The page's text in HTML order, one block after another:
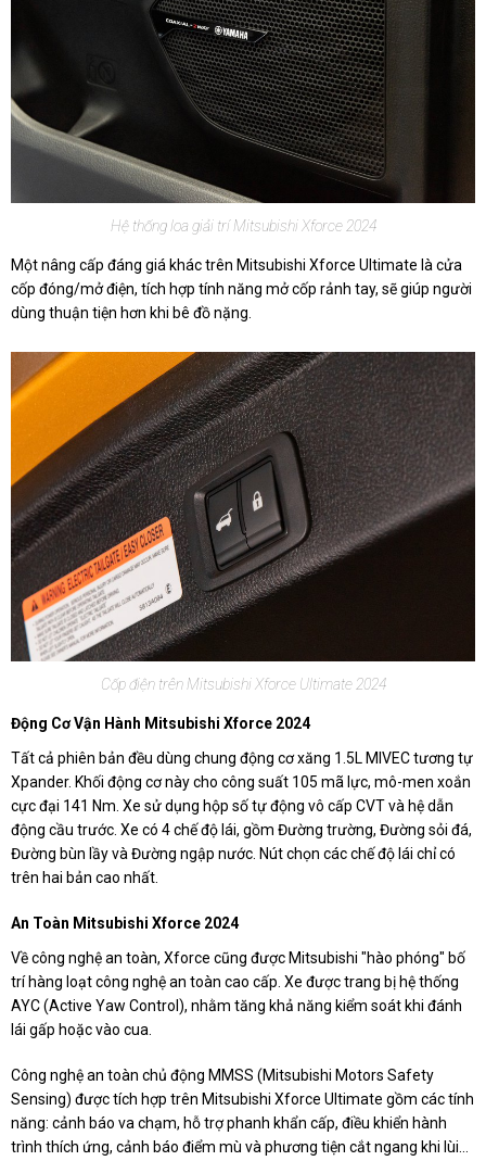
Hệ thống loa giải trí Mitsubishi Xforce 2024
Một nâng cấp đáng giá khác trên Mitsubishi Xforce Ultimate là cửa
cốp đóng/mở điện, tích hợp tính năng mở cốp rảnh tay, sẽ giúp người
dùng thuận tiện hơn khi bê đồ nặng.
Cốp điện trên Mitsubishi Xforce Ultimate 2024
Động Cơ Vận Hành Mitsubishi Xforce 2024
Tất cả phiên bản đều dùng chung động cơ xăng 1.5L MIVEC tương tự
Xpander. Khối động cơ này cho công suất 105 mã lực, mô-men xoắn
cực đại 141 Nm. Xe sử dụng hộp số tự động vô cấp CVT và hệ dẫn
động cầu trước. Xe có 4 chế độ lái, gồm Đường trường, Đường sỏi đá,
Đường bùn lầy và Đường ngập nước. Nút chọn các chế độ lái chỉ có
trên hai bản cao nhất.
An Toàn Mitsubishi Xforce 2024
Về công nghệ an toàn, Xforce cũng được Mitsubishi "hào phóng" bố
trí hàng loạt công nghệ an toàn cao cấp. Xe được trang bị hệ thống
AYC (Active Yaw Control), nhằm tăng khả năng kiểm soát khi đánh
lái gấp hoặc vào cua.
Công nghệ an toàn chủ động MMSS (Mitsubishi Motors Safety
Sensing) được tích hợp trên Mitsubishi Xforce Ultimate gồm các tính
năng: cảnh báo va chạm, hỗ trợ phanh khẩn cấp, điều khiển hành
trình thích ứng, cảnh báo điểm mù và phương tiện cắt ngang khi lùi...